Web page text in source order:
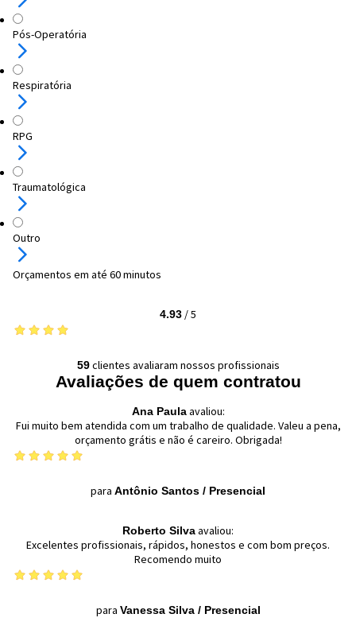
Pós-Operatória
Respiratória
RPG
Traumatológica
Outro
Orçamentos em até 60 minutos
4.93 /5
59clientes avaliaram nossos profissionais
Avaliações de quem contratou
Ana Paulaavaliou:
Fui muito bem atendida com um trabalho de qualidade. Valeu a pena,
orçamento grátis e não é careiro. Obrigada!
para Antônio Santos / Presencial
Roberto Silvaavaliou:
Excelentes profissionais, rápidos, honestos e com bom preços.
Recomendo muito
para Vanessa Silva/ Presencial